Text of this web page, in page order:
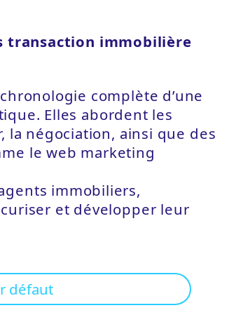
transaction immobilière
complète d’une
Elles abordent les
négociation, ainsi que des
le web marketing
immobiliers,
et développer leur